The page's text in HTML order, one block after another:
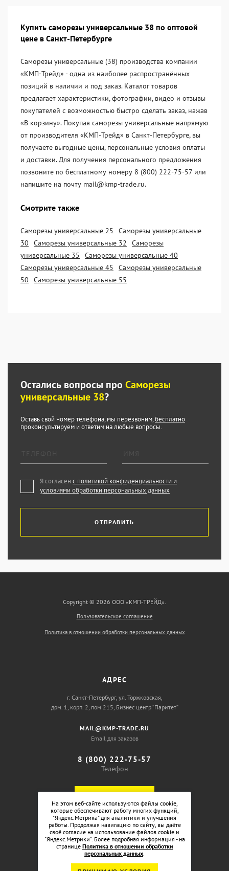
Купить саморезы универсальные 38 по оптовой
цене в Санкт-Петербурге
Саморезы универсальные (38) производства компании
«KМП-Трейд» - одна из наиболее распространённых
позиций в наличии и под заказ. Каталог товаров
предлагает характеристики, фотографии, видео и отзывы
покупателей с возможностью быстро сделать заказ, нажав
«В корзину». Покупая саморезы универсальные напрямую
от производителя «KМП-Трейд» в Санкт-Петербурге, вы
получаете выгодные цены, персональные условия оплаты
и доставки. Для получения персонального предложения
позвоните по бесплатному номеру 8 (800) 222-75-57 или
напишите на почту mail@kmp-trade.ru.
Смотрите также
Саморезы универсальные 25
Саморезы универсальные
30
Саморезы универсальные 32
Саморезы
универсальные 35
Саморезы универсальные 40
Саморезы универсальные 45
Саморезы универсальные
50
Саморезы универсальные 55
Остались вопросы про Саморезы
универсальные 38?
Оставь свой номер телефона, мы перезвоним,бесплатно
проконсультируем и ответим на любые вопросы.
Я согласен с политикой конфиденциальности и
условиями обработки персональных данных
ОТПРАВИТЬ
Copyright © 2026 ООО «КМП-ТРЕЙД».
Пользовательское соглашение
Политика в отношении обработки персональных данных
АДРЕС
г. Санкт-Петербург, ул. Торжковская,
дом. 1, корп. 2, пом 215, Бизнес центр “Паритет”
MAIL@KMP-TRADE.RU
Email для заказов
8 (800) 222-75-57
Телефон
На этом веб-сайте используются файлы cookie,
которые обеспечивают работу многих функций,
"Яндекс.Метрика" для аналитики и улучшения
работы. Продолжая навигацию по сайту, вы даёте
своё согласие на использование файлов cookie и
"Яндекс.Метрики". Более подробная информация - на
странице Политика в отношении обработки
персональных данных.